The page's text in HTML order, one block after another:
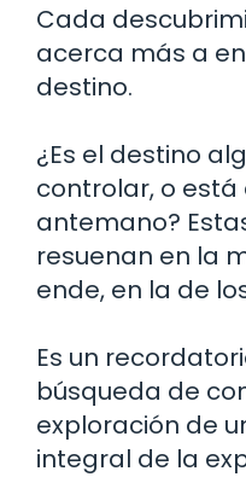
Cada
acerca más a
destino.
¿Es el destino
controlar, o está
antemano?
resuenan en la
ende, en la de
Es un
búsqueda de
exploración de
integral de la